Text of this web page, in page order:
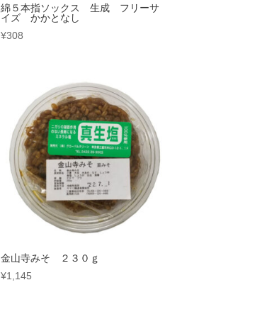
綿５本指ソックス 生成 フリーサ
イズ かかとなし
¥308
金山寺みそ ２３０ｇ
¥1,145